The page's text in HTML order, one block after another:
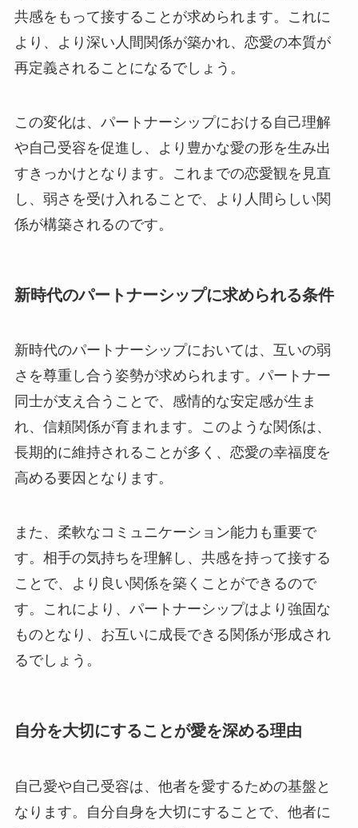
共感をもって接することが求められます。これに
より、より深い人間関係が築かれ、恋愛の本質が
再定義されることになるでしょう。
この変化は、パートナーシップにおける自己理解
や自己受容を促進し、より豊かな愛の形を生み出
すきっかけとなります。これまでの恋愛観を見直
し、弱さを受け入れることで、より人間らしい関
係が構築されるのです。
新時代のパートナーシップに求められる条件
新時代のパートナーシップにおいては、互いの弱
さを尊重し合う姿勢が求められます。パートナー
同士が支え合うことで、感情的な安定感が生ま
れ、信頼関係が育まれます。このような関係は、
長期的に維持されることが多く、恋愛の幸福度を
高める要因となります。
また、柔軟なコミュニケーション能力も重要で
す。相手の気持ちを理解し、共感を持って接する
ことで、より良い関係を築くことができるので
す。これにより、パートナーシップはより強固な
ものとなり、お互いに成長できる関係が形成され
るでしょう。
自分を大切にすることが愛を深める理由
自己愛や自己受容は、他者を愛するための基盤と
なります。自分自身を大切にすることで、他者に